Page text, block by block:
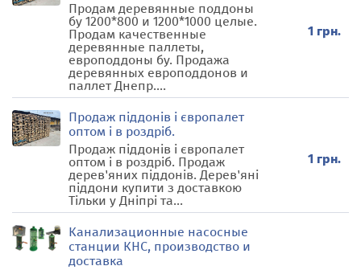
Продам деревянные поддоны
бу 1200*800 и 1200*1000 целые.
Продам качественные
деревянные паллеты,
европоддоны бу. Продажа
деревянных европоддонов и
паллет Днепр....
1 грн.
Продаж піддонів і європалет
оптом і в роздріб.
Продаж піддонів і європалет
оптом і в роздріб. Продаж
дерев'яних піддонів. Дерев'яні
піддони купити з доставкою
Тільки у Дніпрі та...
1 грн.
Канализационные насосные
станции КНС, производство и
доставка